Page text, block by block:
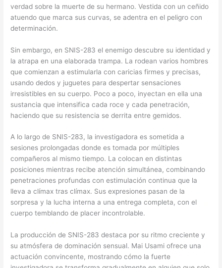
verdad sobre la muerte de su hermano. Vestida con un ceñido
atuendo que marca sus curvas, se adentra en el peligro con
determinación.
Sin embargo, en SNIS-283 el enemigo descubre su identidad y
la atrapa en una elaborada trampa. La rodean varios hombres
que comienzan a estimularla con caricias firmes y precisas,
usando dedos y juguetes para despertar sensaciones
irresistibles en su cuerpo. Poco a poco, inyectan en ella una
sustancia que intensifica cada roce y cada penetración,
haciendo que su resistencia se derrita entre gemidos.
A lo largo de SNIS-283, la investigadora es sometida a
sesiones prolongadas donde es tomada por múltiples
compañeros al mismo tiempo. La colocan en distintas
posiciones mientras recibe atención simultánea, combinando
penetraciones profundas con estimulación continua que la
lleva a clímax tras clímax. Sus expresiones pasan de la
sorpresa y la lucha interna a una entrega completa, con el
cuerpo temblando de placer incontrolable.
La producción de SNIS-283 destaca por su ritmo creciente y
su atmósfera de dominación sensual. Mai Usami ofrece una
actuación convincente, mostrando cómo la fuerte